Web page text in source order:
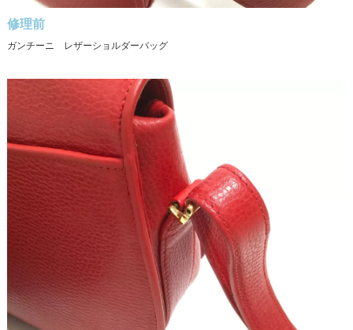
修理前
ガンチーニ レザーショルダーバッグ